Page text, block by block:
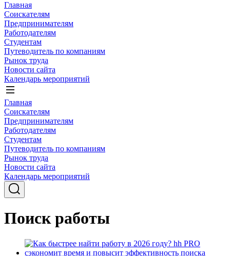
Главная
Соискателям
Предпринимателям
Работодателям
Студентам
Путеводитель по компаниям
Рынок труда
Новости сайта
Календарь мероприятий
Главная
Соискателям
Предпринимателям
Работодателям
Студентам
Путеводитель по компаниям
Рынок труда
Новости сайта
Календарь мероприятий
Поиск работы